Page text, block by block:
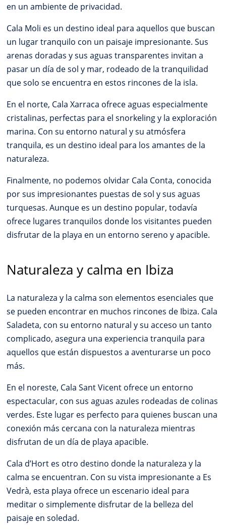
en un ambiente de privacidad.
Cala Moli es un destino ideal para aquellos que buscan
un lugar tranquilo con un paisaje impresionante. Sus
arenas doradas y sus aguas transparentes invitan a
pasar un día de sol y mar, rodeado de la tranquilidad
que solo se encuentra en estos rincones de la isla.
En el norte, Cala Xarraca ofrece aguas especialmente
cristalinas, perfectas para el snorkeling y la exploración
marina. Con su entorno natural y su atmósfera
tranquila, es un destino ideal para los amantes de la
naturaleza.
Finalmente, no podemos olvidar Cala Conta, conocida
por sus impresionantes puestas de sol y sus aguas
turquesas. Aunque es un destino popular, todavía
ofrece lugares tranquilos donde los visitantes pueden
disfrutar de la playa en un entorno sereno y apacible.
Naturaleza y calma en Ibiza
La naturaleza y la calma son elementos esenciales que
se pueden encontrar en muchos rincones de Ibiza. Cala
Saladeta, con su entorno natural y su acceso un tanto
complicado, asegura una experiencia tranquila para
aquellos que están dispuestos a aventurarse un poco
más.
En el noreste, Cala Sant Vicent ofrece un entorno
espectacular, con sus aguas azules rodeadas de colinas
verdes. Este lugar es perfecto para quienes buscan una
conexión más cercana con la naturaleza mientras
disfrutan de un día de playa apacible.
Cala d’Hort es otro destino donde la naturaleza y la
calma se encuentran. Con su vista impresionante a Es
Vedrà, esta playa ofrece un escenario ideal para
meditar o simplemente disfrutar de la belleza del
paisaje en soledad.